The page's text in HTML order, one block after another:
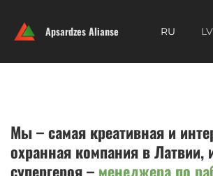
Apsardzes Alianse RU LV
Мы – самая креативная и
охранная компания в Латвии,
супергероя – менеджера по